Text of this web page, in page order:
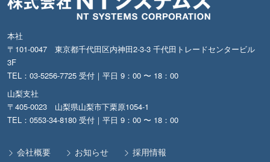
本社
〒101-0047 東京都千代田区内神田2-3-3 千代田トレードセンタービル
3F
TEL：03-5256-7725 受付｜平日 9：00 〜 18：00
山梨支社
〒405-0023 山梨県山梨市下栗原1054-1
TEL：0553-34-8180 受付｜平日 9：00 〜 18：00
会社概要 お知らせ
採用情報